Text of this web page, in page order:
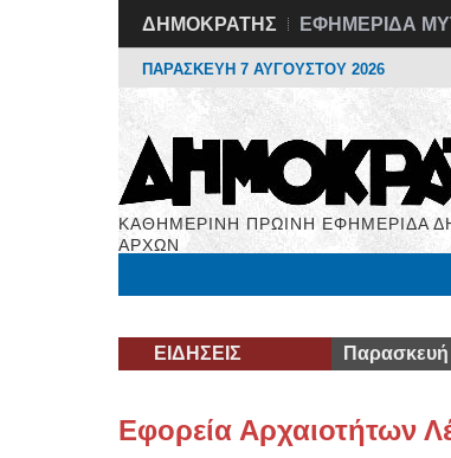
ΔΗΜΟΚΡΑΤΗΣ ΕΦΗΜΕΡΙΔΑ
ΠΑΡΑΣΚΕΥΗ 7 ΑΥΓΟΥΣΤΟΥ 2026
ΚΑΘΗΜΕΡΙΝΗ ΠΡΩΙΝΗ ΕΦΗΜΕΡΙΔΑ
ΑΡΧΩΝ
ΕΙΔΗΣΕΙΣ Παρασκευή
Εφορεία Αρχαιοτήτων